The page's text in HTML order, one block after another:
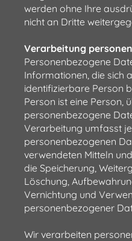
werden ohne Ihre
nicht an Dritte
Verarbeitung
Personenbezogene
Informationen, die sich
identifizierbare Person
Person ist eine Person,
personenbezogene
Verarbeitung umfasst
personenbezogenen
verwendeten Mitteln
die Speicherung,
Löschung,
Vernichtung und
personenbezogener
Wir verarbeiten